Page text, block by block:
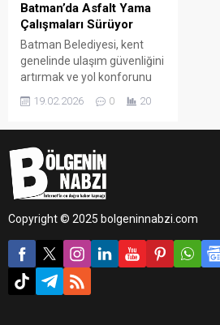
Batman’da Asfalt Yama
Çalışmaları Sürüyor
Batman Belediyesi, kent
genelinde ulaşım güvenliğini
artırmak ve yol konforunu
bakım ve onarım
19.02.2026 0 20
Copyright © 2025 bolgeninnabzi.com